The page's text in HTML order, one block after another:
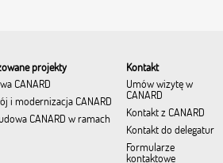
projekty
CANARD
i modernizacja CANARD
CANARD w ramach
Kontakt
Umów wizytę w
CANARD
Kontakt z CANARD
Kontakt do delegatur
Formularze
kontaktowe